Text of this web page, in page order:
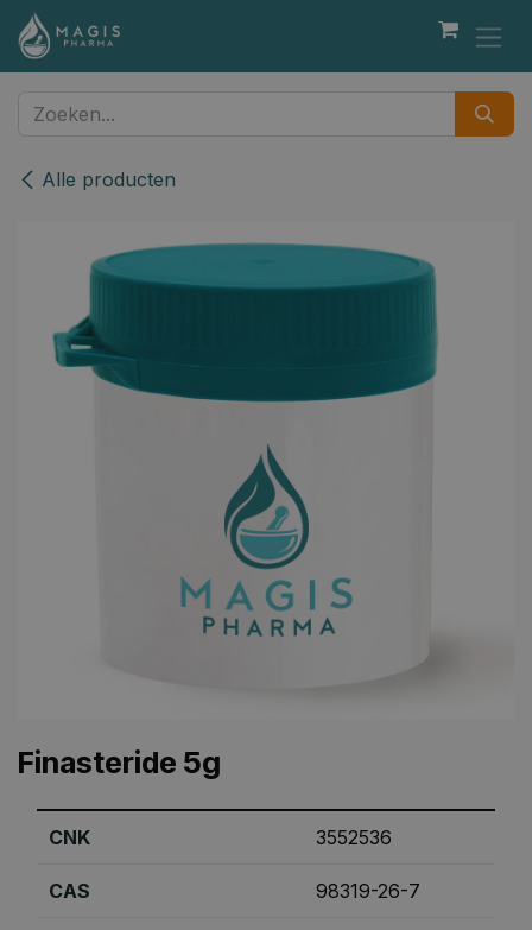
Overslaan naar inhoud
Alle producten
Finasteride 5g
CNK 3552536
CAS 98319-26-7